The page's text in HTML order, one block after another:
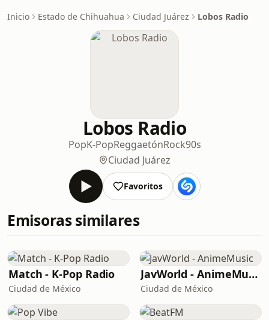
Inicio Estado de Chihuahua Ciudad Juárez Lobos Radio
Lobos Radio
PopK-PopReggaetónRock90s
Ciudad Juárez
Favoritos
Emisoras similares
Match - K-Pop Radio
Ciudad de México
JavWorld - AnimeMusic
Ciudad de México